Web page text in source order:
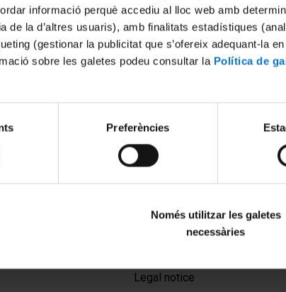
informació perquè accediu al lloc web amb
de la d’altres usuaris), amb finalitats estadístiques
(gestionar la publicitat que s’ofereix adequant-la
sobre les galetes podeu consultar la Política de
Preferències
Només utilitzar les galetes
necessàries
i Benvinguda Institucional.
de treball en grups UB-LERU
May, 2023
MENÚ PEU 1
Legal notice